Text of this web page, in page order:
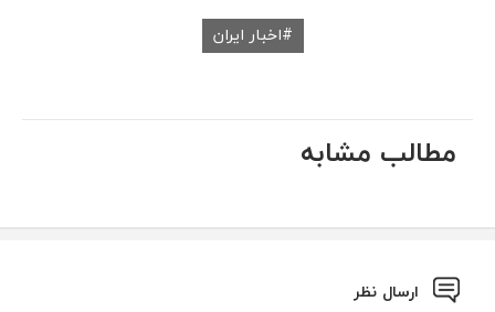
اخبار ایران
مطالب مشابه
ارسال نظر